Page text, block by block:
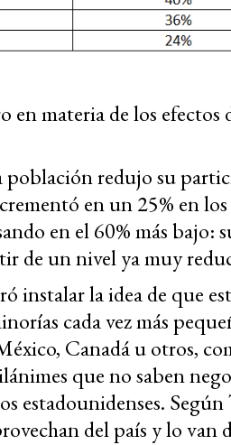
en materia de los
población redujo su
en un 25% en
en el 60% más
de un nivel ya muy
instalar la idea de que
cada vez más
Canadá u otros,
que no saben
estadounidenses.
del país y lo van